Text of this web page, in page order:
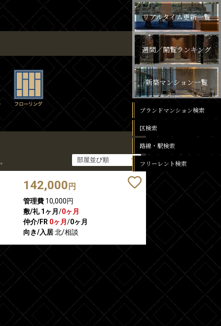
142,000 円
管理費10,000円
敷/礼 1ヶ月/0ヶ月
仲介/FR 0ヶ月/0ヶ月
向き/入居北/相談
リアルタイム更新一覧
週間／閲覧ランキング
新築マンション一覧
ブランドマンション検索
区検索
路線・駅検索
フリーレント検索